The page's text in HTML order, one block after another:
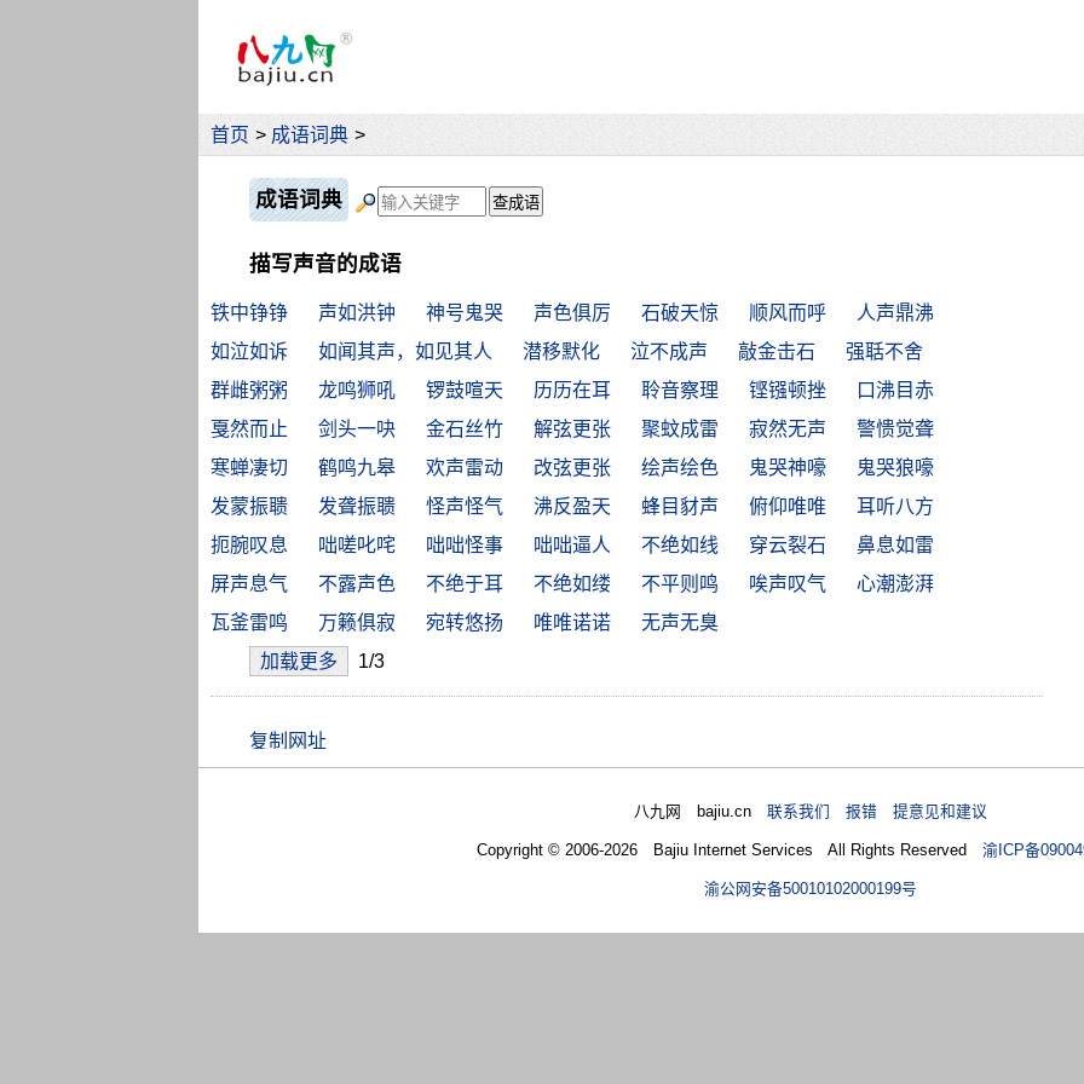
首页 > 成语词典 >
成语词典
描写声音的成语
铁中铮铮 声如洪钟 神号鬼哭 声色俱厉 石破天惊 顺风而呼
人声鼎沸
如泣如诉
如闻其声，如见其人 潜移默化 泣不成声 敲金击石
强聒不舍
群雌粥粥
龙鸣狮吼 锣鼓喧天 历历在耳 聆音察理 铿镪顿挫
口沸目赤
戛然而止
剑头一吷 金石丝竹 解弦更张 聚蚊成雷 寂然无声
警愦觉聋
寒蝉凄切
鹤鸣九皋 欢声雷动 改弦更张 绘声绘色 鬼哭神嚎
鬼哭狼嚎
发蒙振聩
发聋振聩 怪声怪气 沸反盈天 蜂目豺声 俯仰唯唯
耳听八方
扼腕叹息
咄嗟叱咤 咄咄怪事 咄咄逼人 不绝如线 穿云裂石
鼻息如雷
屏声息气
不露声色 不绝于耳 不绝如缕 不平则鸣 唉声叹气
心潮澎湃
瓦釜雷鸣
万籁俱寂 宛转悠扬 唯唯诺诺
无声无臭
加载更多
1/3
八九网 bajiu.cn联系我们 报错 提意见和建议
Copyright © 2006-2026 Bajiu Internet Services All Rights Reserved 渝ICP备
渝公网安备50010102000199号